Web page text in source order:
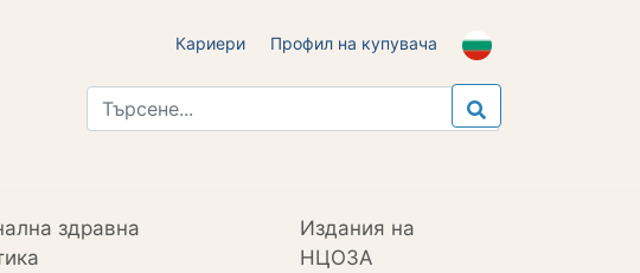
Кариери Профил на купувача
здравна
Издания на
НЦОЗА